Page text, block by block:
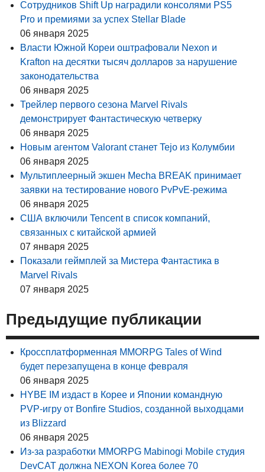
Сотрудников Shift Up наградили консолями PS5
Pro и премиями за успех Stellar Blade
06 января 2025
Власти Южной Кореи оштрафовали Nexon и
Krafton на десятки тысяч долларов за нарушение
законодательства
06 января 2025
Трейлер первого сезона Marvel Rivals
демонстрирует Фантастическую четверку
06 января 2025
Новым агентом Valorant станет Tejo из Колумбии
06 января 2025
Мультиплеерный экшен Mecha BREAK принимает
заявки на тестирование нового PvPvE-режима
06 января 2025
США включили Tencent в список компаний,
связанных с китайской армией
07 января 2025
Показали геймплей за Мистера Фантастика в
Marvel Rivals
07 января 2025
Предыдущие публикации
Кроссплатформенная MMORPG Tales of Wind
будет перезапущена в конце февраля
06 января 2025
HYBE IM издаст в Корее и Японии командную
PVP-игру от Bonfire Studios, созданной выходцами
из Blizzard
06 января 2025
Из-за разработки MMORPG Mabinogi Mobile студия
DevCAT должна NEXON Korea более 70